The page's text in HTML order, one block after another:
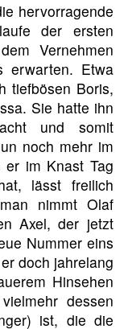
hervorragende
der ersten
Vernehmen
erwarten. Etwa
tiefbösen Boris,
Sie hatte ihn
und somit
noch mehr im
er im Knast Tag
lässt freilich
nimmt Olaf
Axel, der jetzt
Nummer eins
doch jahrelang
Hinsehen
dessen
ist, die die